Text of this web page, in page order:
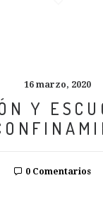
16 marzo, 2020
Y
0 Comentarios